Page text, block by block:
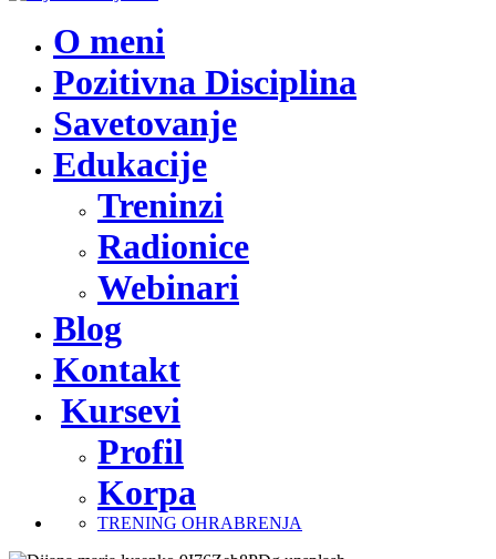
O meni
Pozitivna Disciplina
Savetovanje
Edukacije
Treninzi
Radionice
Webinari
Blog
Kontakt
Kursevi
Profil
Korpa
TRENING OHRABRENJA